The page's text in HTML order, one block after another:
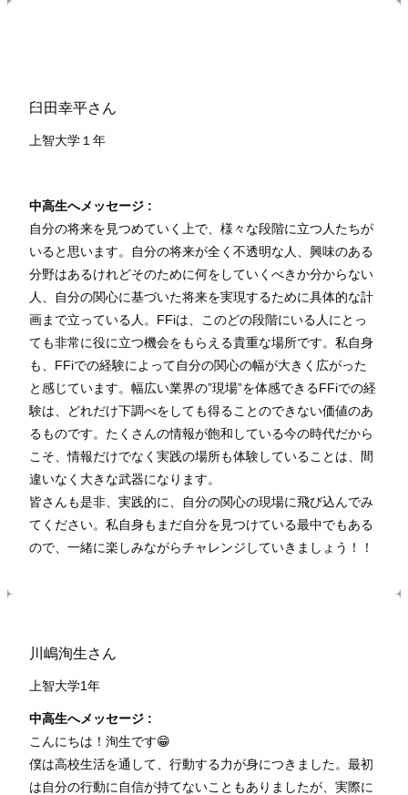
臼田幸平さん
上智大学１ 年
中高生へメッセージ :
自分の将来を見つめていく上で、様々な段階に立つ人たちが
いると思います。自分の将来が全く不透明な人、興味のある
分野はあるけれどそのために何をしていくべきか分からない
人、自分の関心に基づいた将来を実現するために具体的な計
画まで立っている人。FFiは、このどの段階にいる人にとっ
ても非常に役に立つ機会をもらえる貴重な場所です。私自身
も、FFiでの経験によって自分の関心の幅が大きく広がった
と感じています。幅広い業界の”現場”を体感できるFFiでの経
験は、どれだけ下調べをしても得ることのできない価値のあ
るものです。たくさんの情報が飽和している今の時代だから
こそ、情報だけでなく実践の場所も体験していることは、間
違いなく大きな武器になります。
皆さんも是非、実践的に、自分の関心の現場に飛び込んでみ
てください。私自身もまだ自分を見つけている最中でもある
ので、一緒に楽しみながらチャレンジしていきましょう！！
川嶋洵生さん
上智大学1年
中高生へメッセージ :
こんにちは！洵生です😁
僕は高校生活を通して、行動する力が身につきました。最初
は自分の行動に自信が持てないこともありましたが、実際に